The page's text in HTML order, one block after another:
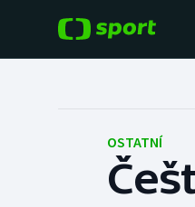
Hokej
OSTATNÍ